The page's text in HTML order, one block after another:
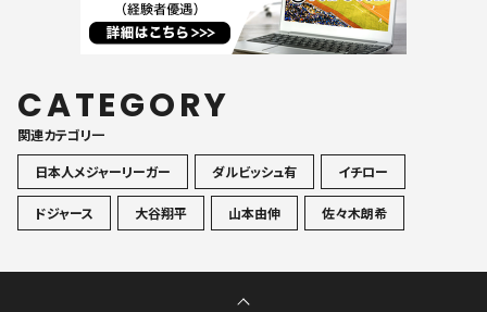
CATEGORY
関連カテゴリ一
日本人メジャーリーガー
ダルビッシュ有 イチロー
ドジャース 大谷翔平 山本由伸 佐々木朗希